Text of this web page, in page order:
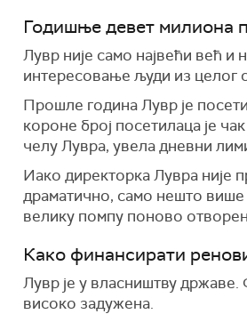
Годишње девет милиона
Лувр није само највећи већ и
интересовање људи из целог
Прошле година Лувр је
короне број посетилаца је
челу Лувра, увела дневни
Иако директорка Лувра није
драматично, само нешто више
велику помпу поново
Како финансирати
Лувр је у власништву државе.
високо задужена.